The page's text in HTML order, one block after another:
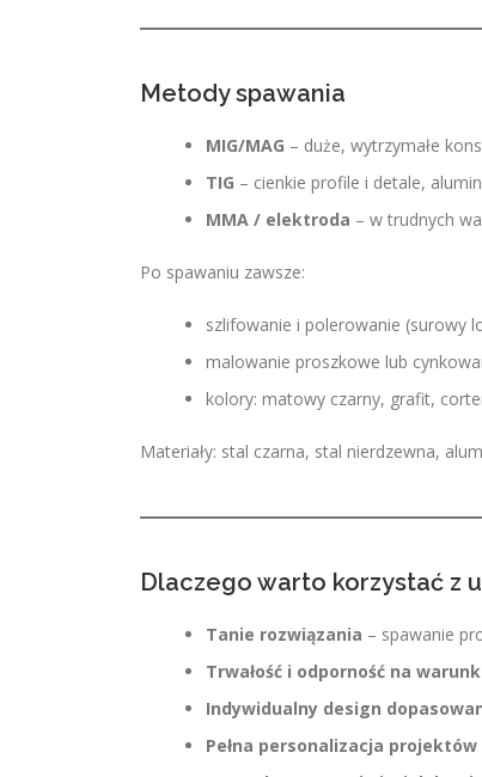
Metody spawania
MIG/MAG – duże, wytrzymałe
TIG – cienkie profile i detale,
MMA / elektroda – w trudnych
Po spawaniu zawsze:
szlifowanie i polerowanie (surowy
malowanie proszkowe lub
kolory: matowy czarny, grafit,
Materiały: stal czarna, stal nierdzewna,
Dlaczego warto korzystać z
Tanie rozwiązania – spawanie
Trwałość i odporność na
Indywidualny design
Pełna personalizacja projektów